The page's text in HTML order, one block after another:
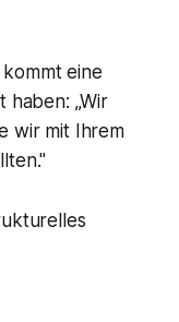
eine
„Wir
wir mit Ihrem